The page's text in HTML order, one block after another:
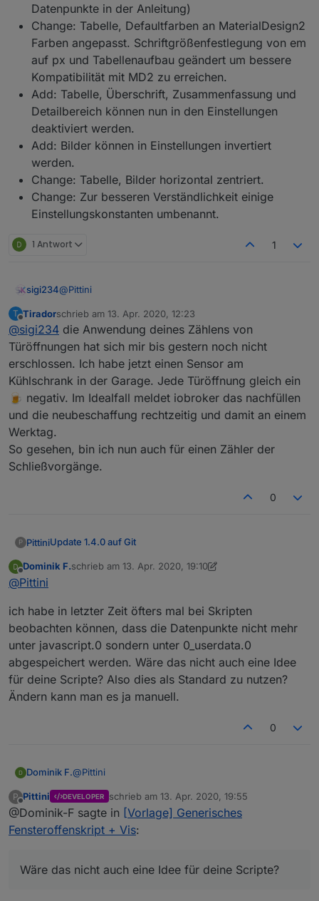
Datenpunkte in der Anleitung)
Change: Tabelle, Defaultfarben an MaterialDesign2
Farben angepasst. Schriftgrößenfestlegung von em
auf px und Tabellenaufbau geändert um bessere
Kompatibilität mit MD2 zu erreichen.
Add: Tabelle, Überschrift, Zusammenfassung und
Detailbereich können nun in den Einstellungen
deaktiviert werden.
Add: Bilder können in Einstellungen invertiert
werden.
Change: Tabelle, Bilder horizontal zentriert.
Change: Zur besseren Verständlichkeit einige
Einstellungskonstanten umbenannt.
1 Antwort 1
sigi234@Pittini
Ok, kein Problem, belasse es einfach so.
Habe es schon gelöst, habe ja eh ein Skript dafür.
T
Offline
Tiradorschrieb am 13. Apr. 2020, 12:23
zuletzt editiert von
@sigi234 die Anwendung deines Zählens von
Türöffnungen hat sich mir bis gestern noch nicht
erschlossen. Ich habe jetzt einen Sensor am
Kühlschrank in der Garage. Jede Türöffnung gleich ein
🍺 negativ. Im Idealfall meldet iobroker das nachfüllen
und die neubeschaffung rechtzeitig und damit an einem
Werktag.
So gesehen, bin ich nun auch für einen Zähler der
Schließvorgänge.
0
P PittiniUpdate 1.4.0 auf Git
11.4.20 (V 1.4.0)
Datenpunkte in der Anleitung)
Add: Zusätzlicher Datenpunkt "MessageLog" in der
Skript Root eingefügt. (siehe Beschreibung der
Datenpunkte in der Anleitung)
Change: Tabelle, Defaultfarben an MaterialDesign2
Farben angepasst. Schriftgrößenfestlegung von em
auf px und Tabellenaufbau geändert um bessere
Kompatibilität mit MD2 zu erreichen.
Detailbereich können nun in den Einstellungen
werden.
Change: Zur besseren Verständlichkeit einige
Einstellungskonstanten umbenannt.
Offline
Dominik F.schrieb am 13. Apr. 2020, 19:10
zuletzt editiert von Dominik F.
@Pittini
ich habe in letzter Zeit öfters mal bei Skripten
beobachten können, dass die Datenpunkte nicht mehr
unter javascript.0 sondern unter 0_userdata.0
abgespeichert werden. Wäre das nicht auch eine Idee
für deine Scripte? Also dies als Standard zu nutzen?
Ändern kann man es ja manuell.
0
Dominik F.@Pittini
ich habe in letzter Zeit öfters mal bei Skripten
beobachten können, dass die Datenpunkte nicht
mehr unter javascript.0 sondern unter 0_userdata.0
abgespeichert werden. Wäre das nicht auch eine
nutzen? Ändern kann man es ja manuell.
P
Offline
Pittini DEVELOPER schrieb am 13. Apr. 2020, 19:55
zuletzt editiert von
@Dominik-F sagte in [Vorlage] Generisches
Fensteroffenskript + Vis:
Wäre das nicht auch eine Idee für deine Scripte?